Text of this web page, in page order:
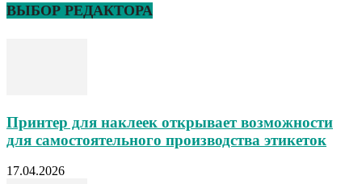
ВЫБОР РЕДАКТОРА
Принтер для наклеек открывает возможности
для самостоятельного производства этикеток
17.04.2026